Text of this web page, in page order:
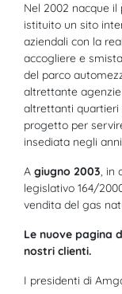
Nel 2002 nacque il
istituito un sito
aziendali con la
accogliere e
del parco
altrettante agenzie
altrettanti quartieri
progetto per
insediata negli
A giugno 2003, in
legislativo 164/
vendita del gas
Le nuove pagina
nostri clienti.
I presidenti di